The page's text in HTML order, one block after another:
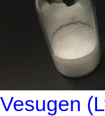
Vesugen